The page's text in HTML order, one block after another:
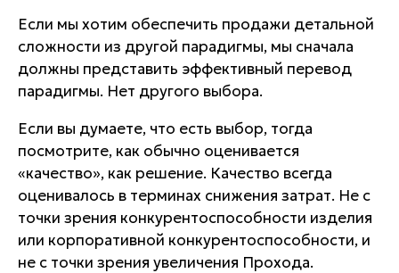
Если мы хотим обеспечить продажи детальной
сложности из другой парадигмы, мы сначала
должны представить эффективный перевод
парадигмы. Нет другого выбора.
Если вы думаете, что есть выбор, тогда
посмотрите, как обычно оценивается
«качество», как решение. Качество всегда
оценивалось в терминах снижения затрат. Не с
точки зрения конкурентоспособности изделия
или корпоративной конкурентоспособности, и
не с точки зрения увеличения Прохода.